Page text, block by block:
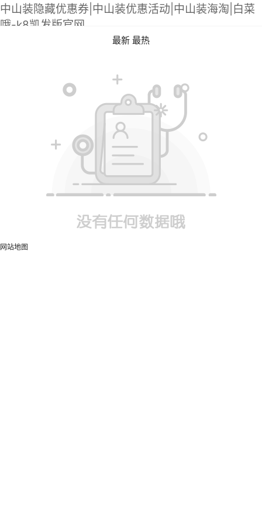
中山装隐藏优惠券|中山装优惠活动|中山装海淘|白菜
哦-k8凯发版官网
最新 最热
网站地图